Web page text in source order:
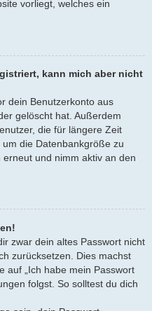
vorliegt, welches ein
kann mich aber nicht
dein Benutzerkonto aus
gelöscht hat. Außerdem
die für längere Zeit
die Datenbankgröße zu
und nimm aktiv an den
zwar dein altes Passwort nicht
zurücksetzen. Dies machst
auf „Ich habe mein Passwort
folgst. So solltest du dich